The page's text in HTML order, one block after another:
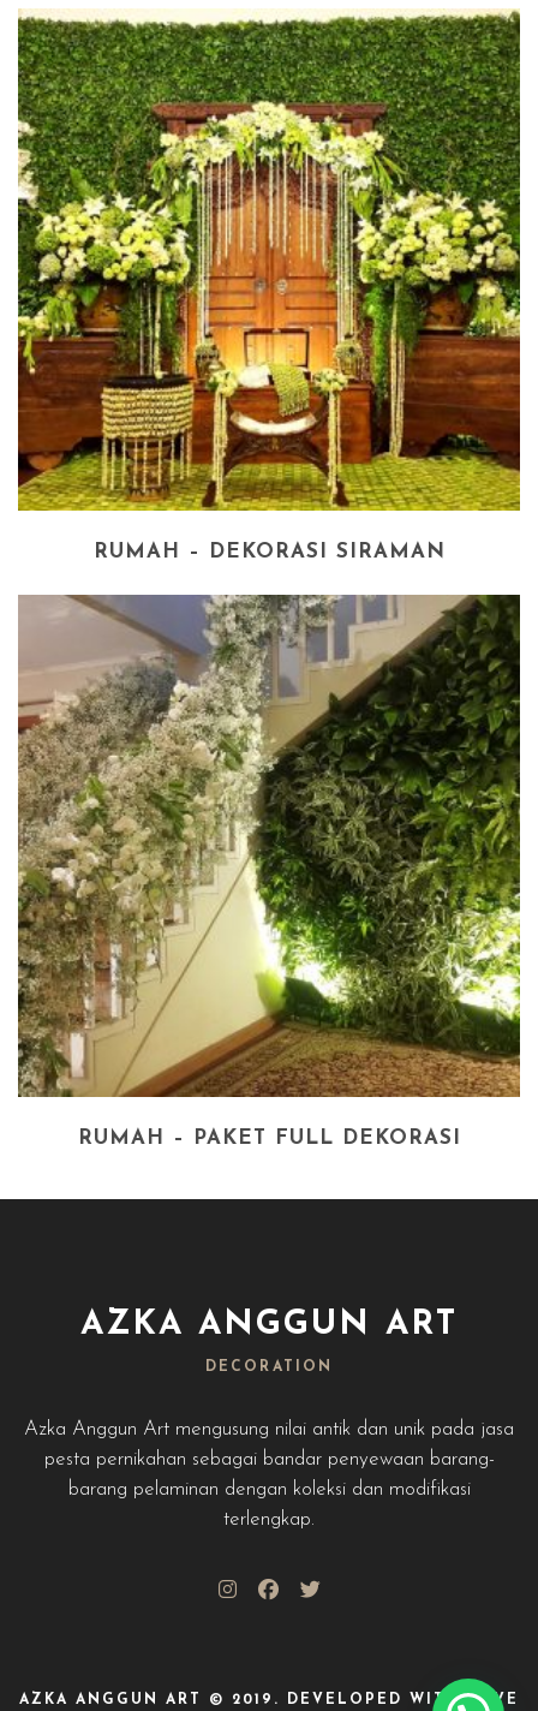
RUMAH – DEKORASI SIRAMAN
RUMAH – PAKET FULL DEKORASI
AZKA ANGGUN ART
DECORATION
Azka Anggun Art mengusung nilai antik dan unik pada jasa
pesta pernikahan sebagai bandar penyewaan barang-
barang pelaminan dengan koleksi dan modifikasi
terlengkap.
AZKA ANGGUN ART © 2019. DEVELOPED WITH LOVE